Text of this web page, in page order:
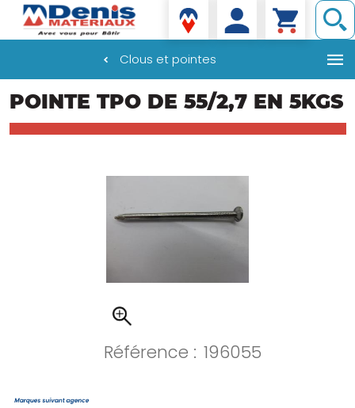
au
Denis matériaux
Clous et pointes
POINTE TPO DE 55/2,7 EN 5KGS
Référence : 196055